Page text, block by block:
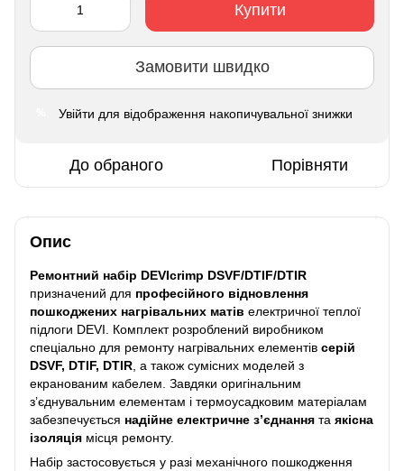
Купити
Замовити швидко
Увійти для відображення накопичувальної знижки
До обраного Порівняти
Опис
Ремонтний набір DEVIcrimp DSVF/DTIF/DTIR
призначений для професійного відновлення
пошкоджених нагрівальних матів електричної теплої
підлоги DEVI. Комплект розроблений виробником
спеціально для ремонту нагрівальних елементів серій
DSVF, DTIF, DTIR , а також сумісних моделей з
екранованим кабелем. Завдяки оригінальним
з’єднувальним елементам і термоусадковим матеріалам
забезпечується надійне електричне з’єднання та якісна
ізоляція місця ремонту.
Набір застосовується у разі механічного пошкодження